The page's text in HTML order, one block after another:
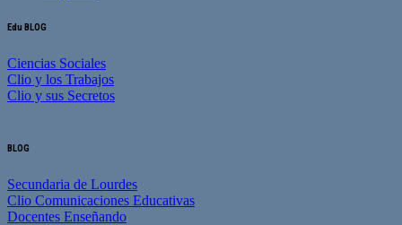
Edu BLOG
Ciencias Sociales
Clio y los Trabajos
Clio y sus Secretos
BLOG
Secundaria de Lourdes
Clio Comunicaciones Educativas
Docentes Enseñando